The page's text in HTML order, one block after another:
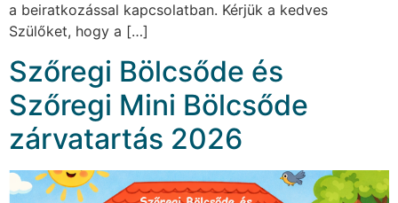
a beiratkozással kapcsolatban. Kérjük a kedves
Szülőket, hogy a […]
Szőregi Bölcsőde és
Szőregi Mini Bölcsőde
zárvatartás 2026